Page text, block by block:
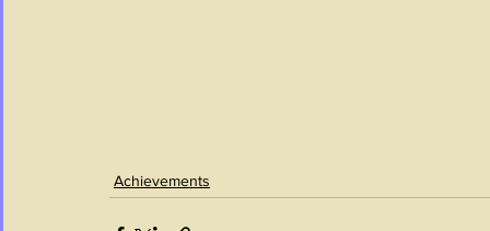
Achievements